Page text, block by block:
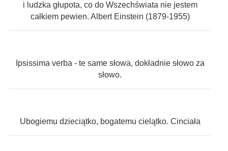
i ludzka głupota, co do Wszechświata nie jestem
całkiem pewien. Albert Einstein (1879-1955)
Ipsissima verba - te same słowa, dokładnie słowo za
słowo.
Ubogiemu dzieciątko, bogatemu cielątko. Cinciała